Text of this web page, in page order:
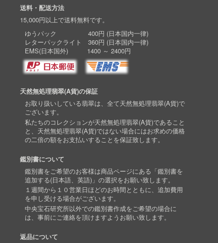
送料・配送方法
15,000円以上で送料無料です。
ゆうパック 400円 (日本国内一律)
レターパックライト 360円 (日本国内一律)
EMS(日本国外) 1400 ～ 2400円
天然無処理翡翠(A貨)の保証
お取り扱いしている翡翠は、全て天然無処理翡翠(A貨)で
ございます。
私たちのコレクションが天然無処理翡翠(A貨)であること
と、天然無処理翡翠(A貨)ではない場合にはお求めの価格
の二倍の額をお支払いすることを保証致します。
鑑別書について
鑑別書をご希望のお客様は商品ページにある「鑑別書を
追加する(日本語、英語)」の選択をお願い致します。
１週間から１０営業日ほどのお時間とともに、追加費用
を申し受ける場合がございます。
中央宝石研究所以外での鑑別書作成をご希望の場合に
は、事前にご連絡を頂けますようお願い致します。
返品について